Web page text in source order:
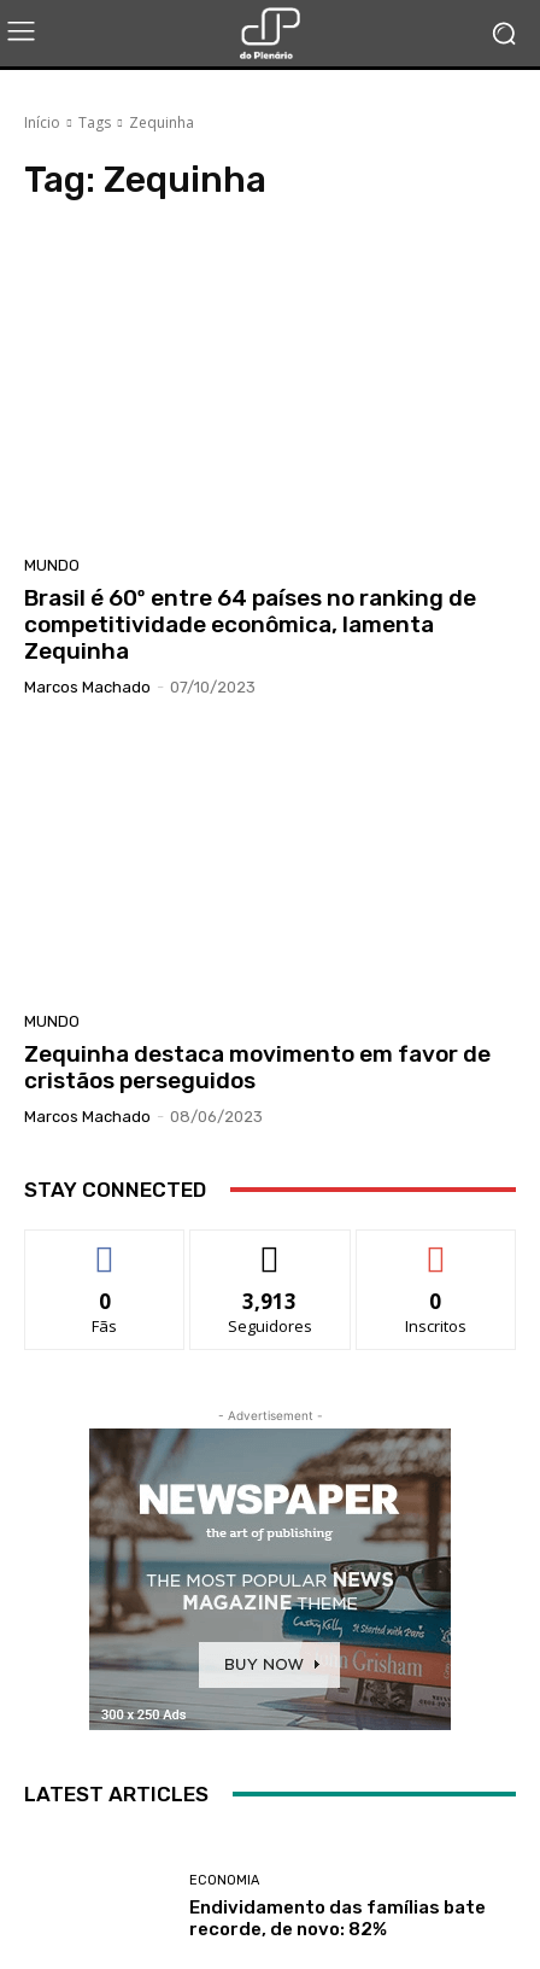
Início Tags Zequinha
Tag: Zequinha
MUNDO
Brasil é 60º entre 64 países no ranking de
competitividade econômica, lamenta
Zequinha
Marcos Machado - 07/10/2023
MUNDO
Zequinha destaca movimento em favor de
cristãos perseguidos
Marcos Machado - 08/06/2023
STAY CONNECTED
0
Fãs
3,913
Seguidores
0
Inscritos
- Advertisement -
LATEST ARTICLES
ECONOMIA
Endividamento das famílias bate
recorde, de novo: 82%